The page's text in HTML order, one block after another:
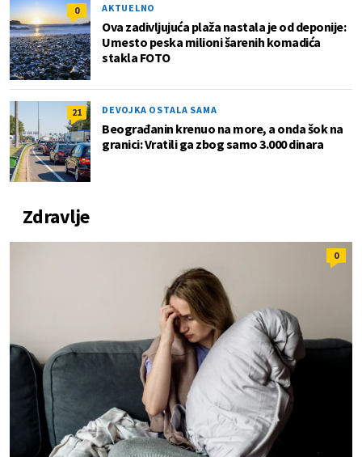
0 AKTUELNO
Ova zadivljujuća plaža nastala je od deponije:
Umesto peska milioni šarenih komadića
stakla FOTO
21 DEVOJKA OSTALA SAMA
Beograđanin krenuo na more, a onda šok na
granici: Vratili ga zbog samo 3.000 dinara
Zdravlje
0